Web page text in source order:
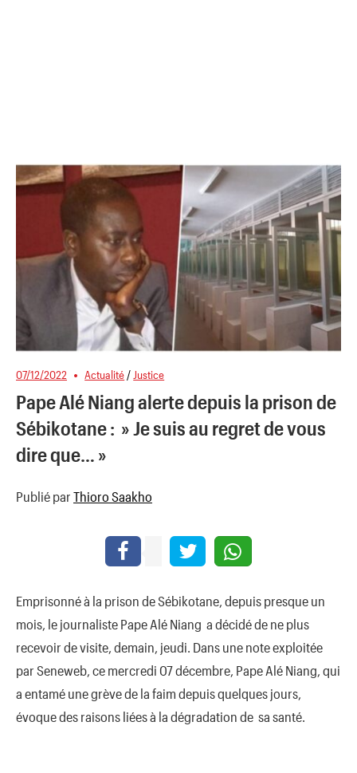
07/12/2022 Actualité/Justice
Pape Alé Niang alerte depuis la prison de
Sébikotane : » Je suis au regret de vous
dire que… »
Publié par Thioro Saakho
Emprisonné à la prison de Sébikotane, depuis presque un
mois, le journaliste Pape Alé Niang a décidé de ne plus
recevoir de visite, demain, jeudi. Dans une note exploitée
par Seneweb, ce mercredi 07 décembre, Pape Alé Niang, qui
a entamé une grève de la faim depuis quelques jours,
évoque des raisons liées à la dégradation de sa santé.